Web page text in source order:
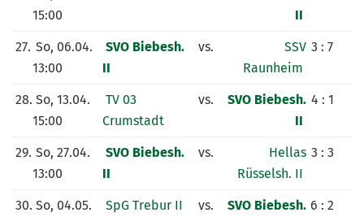
15:00
II
27. So, 06.04.
13:00
SVO Biebesh.
II
vs.
SSV
Raunheim
3 : 7
28. So, 13.04.
15:00
TV 03
Crumstadt
vs.
SVO Biebesh.
II
4 : 1
29. So, 27.04.
13:00
SVO Biebesh.
II
vs.
Hellas
Rüsselsh. II
3 : 3
30. So, 04.05.
SpG Trebur II vs.
SVO Biebesh. 6 : 2